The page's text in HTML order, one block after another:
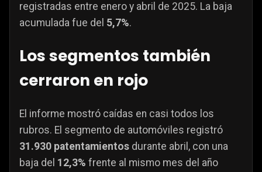
registradas entre enero y abril de 2025. La baja
acumulada fue del 5,7%.
Los segmentos también
cerraron en rojo
El informe mostró caídas en casi todos los
rubros. El segmento de automóviles registró
31.930 patentamientos durante abril, con una
baja del 12,3% frente al mismo mes del año